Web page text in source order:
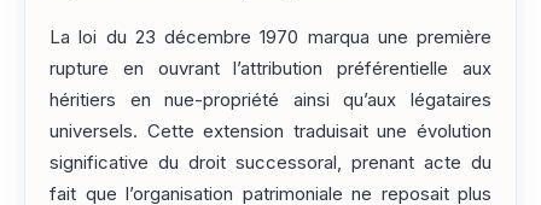
La loi du 23 décembre 1970 marqua une première
rupture en ouvrant l’attribution préférentielle aux
héritiers en nue-propriété ainsi qu’aux légataires
universels. Cette extension traduisait une évolution
significative du droit successoral, prenant acte du
fait que l’organisation patrimoniale ne reposait plus